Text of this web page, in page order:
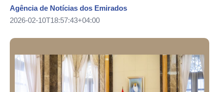
Agência de Notícias dos Emirados
2026-02-10T18:57:43+04:00